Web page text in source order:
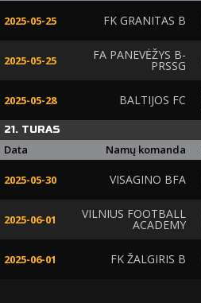
2025-05-25 FK GRANITAS B
2025-05-25 FA PANEVĖŽYS B-
PRSSG
2025-05-28 BALTIJOS FC
21. TURAS
Data Namų komanda
2025-05-30 VISAGINO BFA
2025-06-01 VILNIUS FOOTBALL
ACADEMY
2025-06-01 FK ŽALGIRIS B